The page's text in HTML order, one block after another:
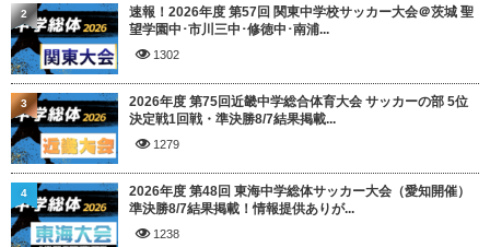
速報！2026年度 第57回 関東中学校サッカー大会＠茨城 聖
望学園中･市川三中･修徳中･南浦...
1302
2
2026年度 第75回近畿中学総合体育大会 サッカーの部 5位
決定戦1回戦・準決勝8/7結果掲載...
1279
3
2026年度 第48回 東海中学総体サッカー大会（愛知開催）
準決勝8/7結果掲載！情報提供ありが...
1238
4